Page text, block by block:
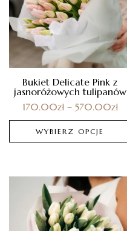
Bukiet Delicate Pink z
jasnoróżowych tulipanów
170.00zł– 570.00zł
WYBIERZ OPCJE